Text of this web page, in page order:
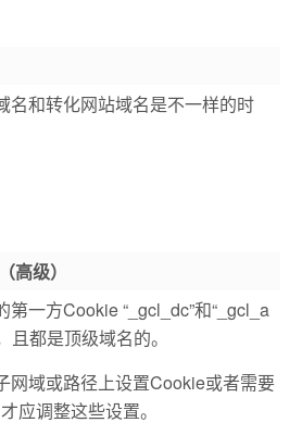
名和转化网站域名是不一样的时
高级）
第一方Cookie “_gcl_dc”和“_gcl_a
且都是顶级域名的。
网域或路径上设置Cookie或者需要
应调整这些设置。